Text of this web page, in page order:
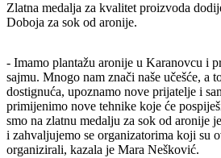
Zlatna medalja za kvalitet proizvoda
Doboja za sok od aronije.
- Imamo plantažu aronije u Karanovcu i
sajmu. Mnogo nam znači naše učešće, a
dostignuća, upoznamo nove prijatelje i
primijenimo nove tehnike koje će
smo na zlatnu medalju za sok od aronije
i zahvaljujemo se organizatorima koji su
organizirali, kazala je Mara Nešković.